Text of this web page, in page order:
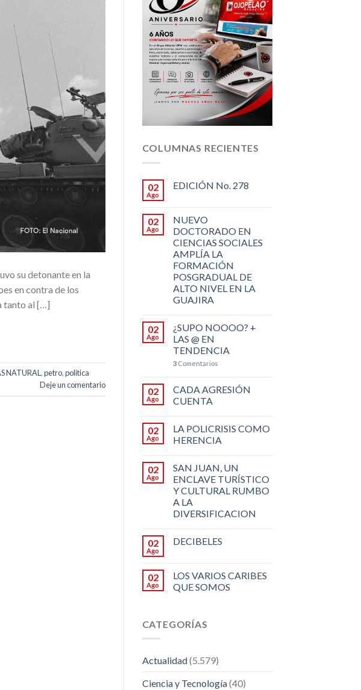
su detonante en la
en contra de los
tanto al […]
NATURAL ,petro,politica
Deje un comentario
COLUMNAS RECIENTES
02
Ago
EDICIÓN No. 278
02
Ago
NUEVO
DOCTORADO EN
CIENCIAS SOCIALES
AMPLÍA LA
FORMACIÓN
POSGRADUAL DE
ALTO NIVEL EN LA
GUAJIRA
02
Ago
¿SUPO NOOOO? +
LAS @ EN
TENDENCIA
3Comentarios
02
Ago
CADA AGRESIÓN
CUENTA
02
Ago
LA POLICRISIS COMO
HERENCIA
02
Ago
SAN JUAN, UN
ENCLAVE TURÍSTICO
Y CULTURAL RUMBO
A LA
DIVERSIFICACION
02
Ago
DECIBELES
02
Ago
LOS VARIOS CARIBES
QUE SOMOS
CATEGORÍAS
Actualidad(5.579)
Ciencia y Tecnología(40)